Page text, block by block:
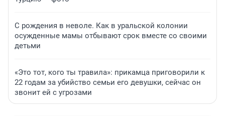
С рождения в неволе. Как в уральской колонии
осужденные мамы отбывают срок вместе со своими
детьми
«Это тот, кого ты травила»: прикамца приговорили к
22 годам за убийство семьи его девушки, сейчас он
звонит ей с угрозами